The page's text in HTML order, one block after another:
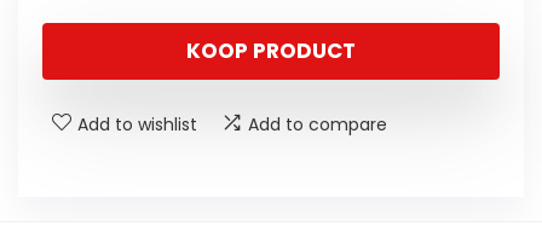
KOOP PRODUCT
Add to wishlist Add to compare